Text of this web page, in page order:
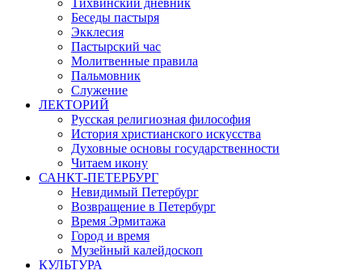
Беседы пастыря
Экклесия
Пастырский час
Молитвенные правила
Пальмовник
Служение
ЛЕКТОРИЙ
Русская религиозная философия
История христианского искусства
Духовные основы государственности
Читаем икону
САНКТ-ПЕТЕРБУРГ
Невидимый Петербург
Возвращение в Петербург
Время Эрмитажа
Город и время
Музейный калейдоскоп
КУЛЬТУРА